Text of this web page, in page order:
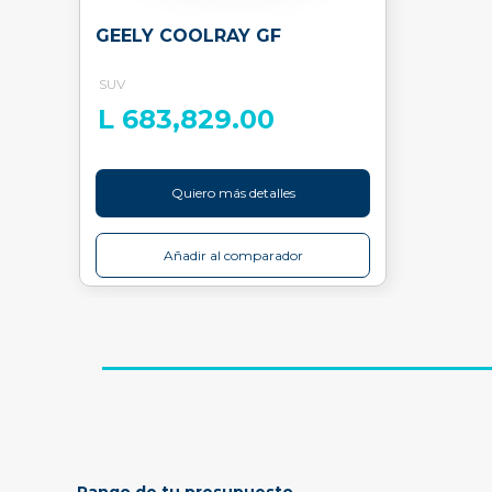
GEELY COOLRAY GF
SUV
L 683,829.00
Quiero más detalles
Añadir al comparador